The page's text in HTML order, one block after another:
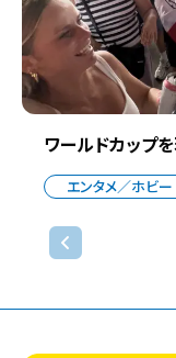
ワールドカップ
エンタメ／ホビー